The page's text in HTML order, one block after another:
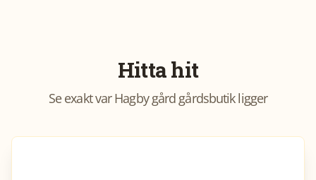
Hitta hit
Se exakt varHagby gård gårdsbutikligger